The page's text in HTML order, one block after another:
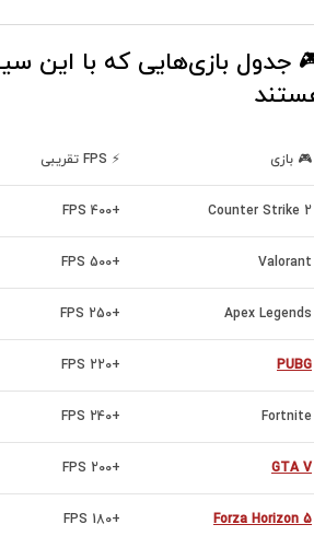
جدول بازی‌هایی که با این
🎮 بازی ⚡ FPS تقریبی
Counter Strike 2
+400 FPS
Valorant
+500 FPS
Apex Legends
+250 FPS
PUBG
+220 FPS
Fortnite
+240 FPS
GTA V
+200 FPS
Forza Horizon 5
+180 FPS